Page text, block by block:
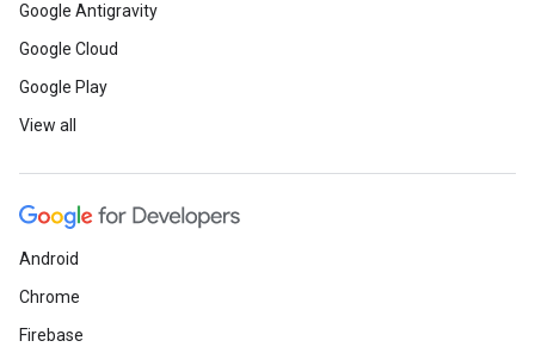
Google Antigravity
Google Cloud
Google Play
View all
Android
Chrome
Firebase